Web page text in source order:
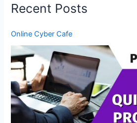
Recent Posts
Online Cyber Cafe